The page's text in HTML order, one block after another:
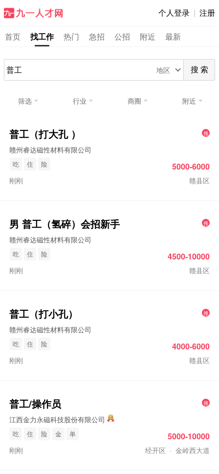
个人登录 | 注册
首页 找工作 热门 急招 公招 附近 最新
地区 搜 索
筛选 行业 商圈 附近
推
普工 （打大孔 ）
赣州睿达磁性材料有限公司
吃 住 险
刚刚 赣县区
5000-6000
推
男 普工 （氢碎）会招新手
赣州睿达磁性材料有限公司
吃 住 险
刚刚 赣县区
4500-10000
推
普工 （打小孔）
赣州睿达磁性材料有限公司
吃 住 险
刚刚 赣县区
4000-6000
推
普工/操作员
江西金力永磁科技股份有限公司
吃 住 险 金 单
刚刚 经开区 · 金岭西大道
5000-10000